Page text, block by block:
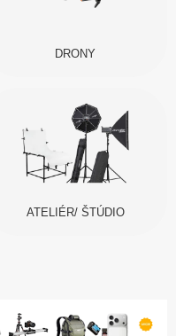
DRONY
ATELIÉR/ ŠTÚDIO